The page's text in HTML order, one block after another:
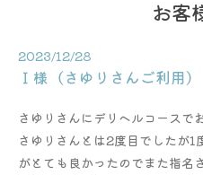
お客
2023/12/28
Ｉ様（さゆりさんご利用）
さゆりさんにデリヘルコースで
さゆりさんとは2度目でしたが
がとても良かったのでまた指名